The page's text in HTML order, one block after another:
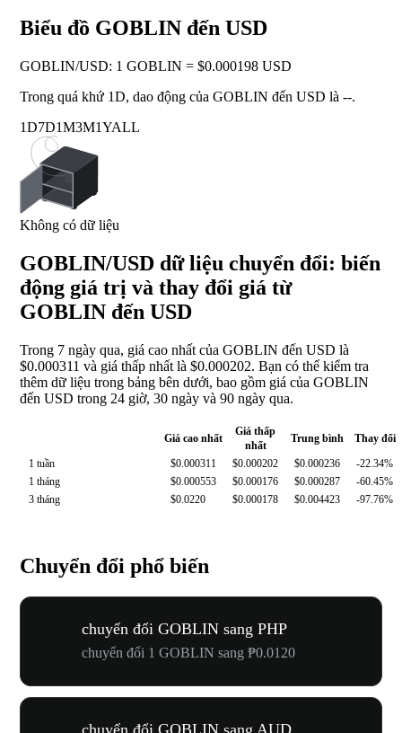
Biểu đồ GOBLIN đến USD
GOBLIN/USD: 1 GOBLIN = $0.000198 USD
Trong quá khứ 1D, dao động của GOBLIN đến USD là --.
1D7D1M3M1YALL
Không có dữ liệu
GOBLIN/USD dữ liệu chuyển đổi: biến
động giá trị và thay đổi giá từ
GOBLIN đến USD
Trong 7 ngày qua, giá cao nhất của GOBLIN đến USD là
$0.000311 và giá thấp nhất là $0.000202. Bạn có thể kiểm tra
thêm dữ liệu trong bảng bên dưới, bao gồm giá của GOBLIN
đến USD trong 24 giờ, 30 ngày và 90 ngày qua.
Giá cao nhất
Giá thấp
nhất
Trung bình
Thay đổi
1 tuần
$0.000311 $0.000202 $0.000236
-22.34%
1 tháng
$0.000553 $0.000176 $0.000287
-60.45%
3 tháng
$0.0220 $0.000178 $0.004423 -97.76%
Chuyển đổi phổ biến
chuyển đổi GOBLIN sang PHP
chuyển đổi 1 GOBLIN sang ₱0.0120
chuyển đổi GOBLIN sang AUD